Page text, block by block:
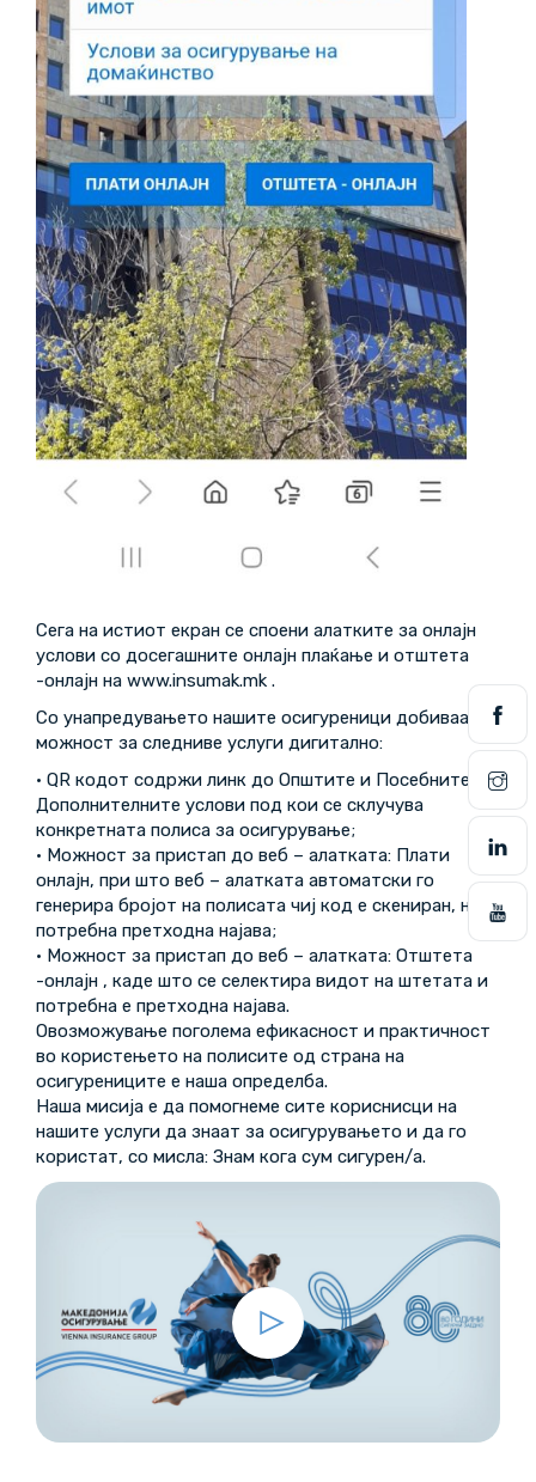
Сега на истиот екран се споени алатките за онлајн
услови со досегашните онлајн плаќање и отштета
-онлајн на www.insumak.mk .
Со унапредувањето нашите осигуреници добиваат
можност за следниве услуги дигитално:
· QR кодот содржи линк до Општите и Посебните /
Дополнителните услови под кои се склучува
конкретната полиса за осигурување;
· Можност за пристап до веб – алатката: Плати
онлајн, при што веб – алатката автоматски го
генерира бројот на полисата чиј код е скениран, не е
потребна претходна најава;
· Можност за пристап до веб – алатката: Отштета
-онлајн , каде што се селектира видот на штетата и
потребна е претходна најава.
Овозможување поголема ефикасност и практичност
во користењето на полисите од страна на
осигурениците е наша определба.
Наша мисија е да помогнеме сите кориснисци на
нашите услуги да знаат за осигурувањето и да го
користат, со мисла: Знам кога сум сигурен/а.